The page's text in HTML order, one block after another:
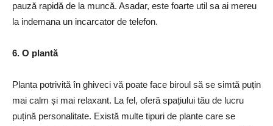
pauză rapidă de la muncă. Asadar, este foarte util sa ai mereu
la indemana un incarcator de telefon.
6. O plantă
Planta potrivită în ghiveci vă poate face biroul să se simtă puțin
mai calm și mai relaxant. La fel, oferă spațiului tău de lucru
puțină personalitate. Există multe tipuri de plante care se